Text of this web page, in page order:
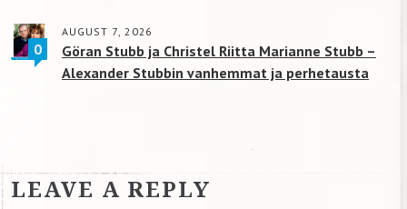
0
AUGUST 7, 2026
Göran Stubb ja Christel Riitta Marianne Stubb –
Alexander Stubbin vanhemmat ja perhetausta
LEAVE A REPLY